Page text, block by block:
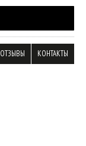
ОТЗЫВЫ КОНТАКТЫ